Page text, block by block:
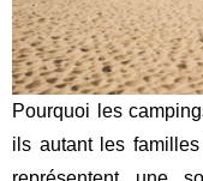
Pourquoi les
ils autant les